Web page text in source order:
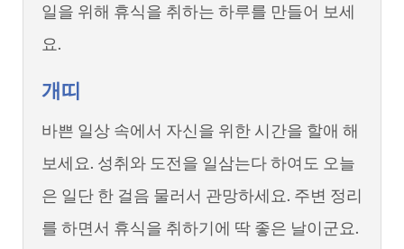
일을 위해 휴식을 취하는 하루를 만들어 보세
요.
개띠
바쁜 일상 속에서 자신을 위한 시간을 할애 해
보세요. 성취와 도전을 일삼는다 하여도 오늘
은 일단 한 걸음 물러서 관망하세요. 주변 정리
를 하면서 휴식을 취하기에 딱 좋은 날이군요.